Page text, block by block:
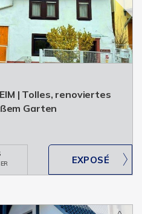
| Tolles, renoviertes
Garten